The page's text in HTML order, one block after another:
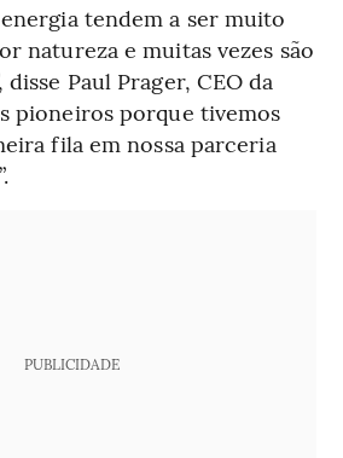
energia tendem a ser muito
natureza e muitas vezes são
disse Paul Prager, CEO da
pioneiros porque tivemos
fila em nossa parceria
PUBLICIDADE